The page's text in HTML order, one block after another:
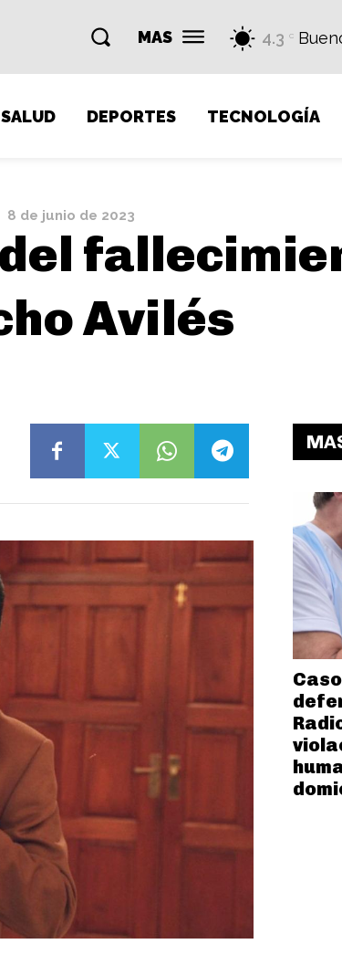
MAS 4.3 C
SALUD DEPORTES TECNOLOGÍA
8 de junio de 2023
Avilés